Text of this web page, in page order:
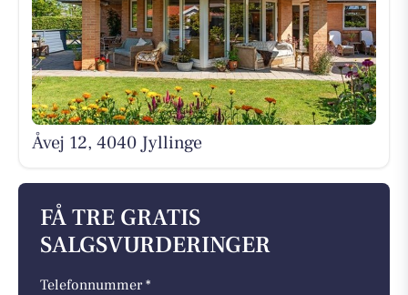
Åvej 12, 4040 Jyllinge
FÅ TRE GRATIS
SALGSVURDERINGER
Telefonnummer *